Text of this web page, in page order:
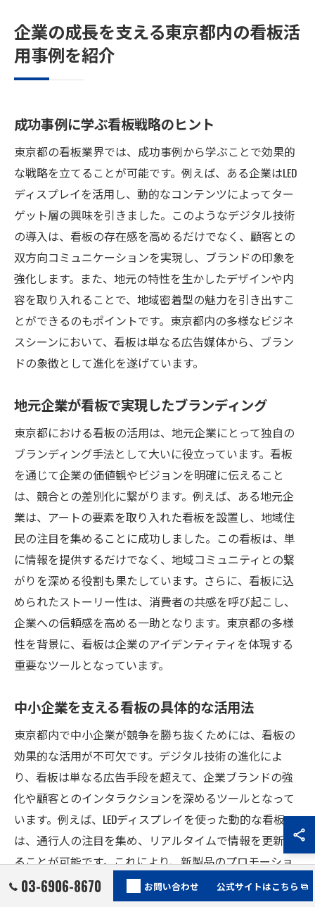
企業の成長を支える東京都内の看板活
用事例を紹介
成功事例に学ぶ看板戦略のヒント
東京都の看板業界では、成功事例から学ぶことで効果的
な戦略を立てることが可能です。例えば、ある企業はLED
ディスプレイを活用し、動的なコンテンツによってター
ゲット層の興味を引きました。このようなデジタル技術
の導入は、看板の存在感を高めるだけでなく、顧客との
双方向コミュニケーションを実現し、ブランドの印象を
強化します。また、地元の特性を生かしたデザインや内
容を取り入れることで、地域密着型の魅力を引き出すこ
とができるのもポイントです。東京都内の多様なビジネ
スシーンにおいて、看板は単なる広告媒体から、ブラン
ドの象徴として進化を遂げています。
地元企業が看板で実現したブランディング
東京都における看板の活用は、地元企業にとって独自の
ブランディング手法として大いに役立っています。看板
を通じて企業の価値観やビジョンを明確に伝えること
は、競合との差別化に繋がります。例えば、ある地元企
業は、アートの要素を取り入れた看板を設置し、地域住
民の注目を集めることに成功しました。この看板は、単
に情報を提供するだけでなく、地域コミュニティとの繋
がりを深める役割も果たしています。さらに、看板に込
められたストーリー性は、消費者の共感を呼び起こし、
企業への信頼感を高める一助となります。東京都の多様
性を背景に、看板は企業のアイデンティティを体現する
重要なツールとなっています。
中小企業を支える看板の具体的な活用法
東京都内で中小企業が競争を勝ち抜くためには、看板の
効果的な活用が不可欠です。デジタル技術の進化によ
り、看板は単なる広告手段を超えて、企業ブランドの強
化や顧客とのインタラクションを深めるツールとなって
います。例えば、LEDディスプレイを使った動的な看板
は、通行人の注目を集め、リアルタイムで情報を更新す
ることが可能です。これにより、新製品のプロモーショ
ンや季節ごとのキャンペーンに柔軟に対応できるので
す。また、インタラクティブなデジタル看板は、QRコー
03-6906-8670 お問い合わせ 公式サイトはこちら